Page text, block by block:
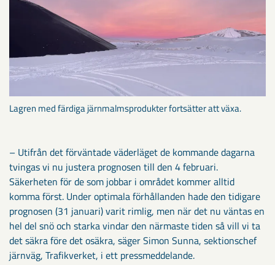
Lagren med färdiga järnmalmsprodukter fortsätter att växa.
– Utifrån det förväntade väderläget de kommande dagarna
tvingas vi nu justera prognosen till den 4 februari.
Säkerheten för de som jobbar i området kommer alltid
komma först. Under optimala förhållanden hade den tidigare
prognosen (31 januari) varit rimlig, men när det nu väntas en
hel del snö och starka vindar den närmaste tiden så vill vi ta
det säkra före det osäkra, säger Simon Sunna, sektionschef
järnväg, Trafikverket, i ett pressmeddelande.